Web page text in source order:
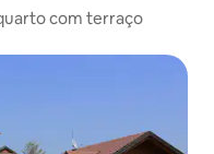
com terraço